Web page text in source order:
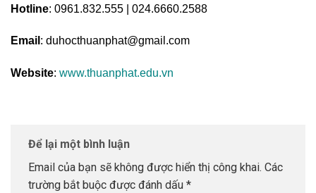
Hotline: 0961.832.555 | 024.6660.2588
Email : duhocthuanphat@gmail.com
Website: www.thuanphat.edu.vn
Để lại một bình luận
Email của bạn sẽ không được hiển thị công khai. Các
trường bắt buộc được đánh dấu *